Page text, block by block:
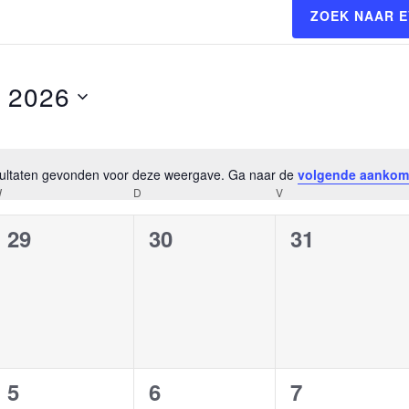
Bericht
gevonden voor deze weergave. Ga naar de volgende
ZOEK NAAR
D VVRIJDAG
0
29
0
30
0
31
0
5
0
6
0
7